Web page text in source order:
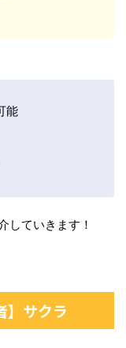
能
していきます！
】サクラ